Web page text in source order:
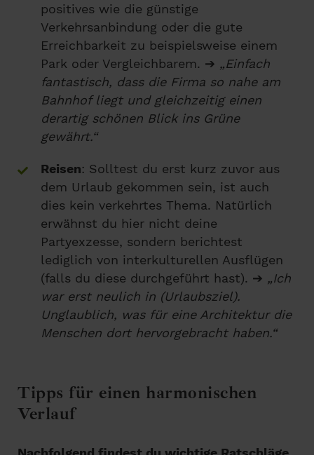
positives wie die günstige
Verkehrsanbindung oder die gute
Erreichbarkeit zu beispielsweise einem
Park oder Vergleichbarem. ➔ „Einfach
fantastisch, dass die Firma so nahe am
Bahnhof liegt und gleichzeitig einen
derartig schönen Blick ins Grüne
gewährt.“
Reisen: Solltest du erst kurz zuvor aus
dem Urlaub gekommen sein, ist auch
dies kein verkehrtes Thema. Natürlich
erwähnst du hier nicht deine
Partyexzesse, sondern berichtest
lediglich von interkulturellen Ausflügen
(falls du diese durchgeführt hast). ➔ „Ich
war erst neulich in (Urlaubsziel).
Unglaublich, was für eine Architektur die
Menschen dort hervorgebracht haben.“
Tipps für einen harmonischen
Verlauf